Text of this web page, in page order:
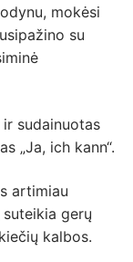
mokėsi
su
sudainuotas
„Ja, ich kann“.
artimiau
gerų
kalbos.